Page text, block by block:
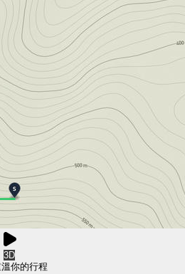
3D
你的行程